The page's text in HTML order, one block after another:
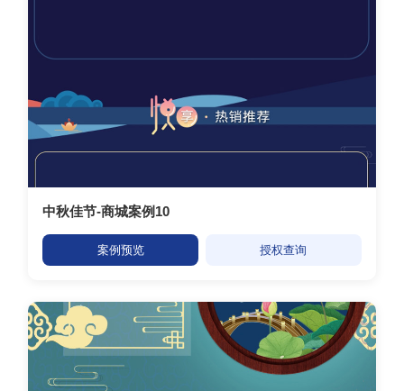
中秋佳节-商城案例10
案例预览 授权查询